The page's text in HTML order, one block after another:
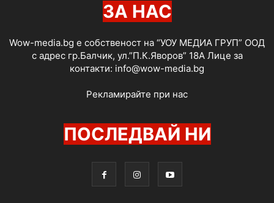
ЗА НАС
Wow-media.bg е собственост на “УОУ МЕДИА ГРУП” ООД
с адрес гр.Балчик, ул.”П.К.Яворов” 18А Лице за
контакти: info@wow-media.bg
Рекламирайте при нас
ПОСЛЕДВАЙ НИ